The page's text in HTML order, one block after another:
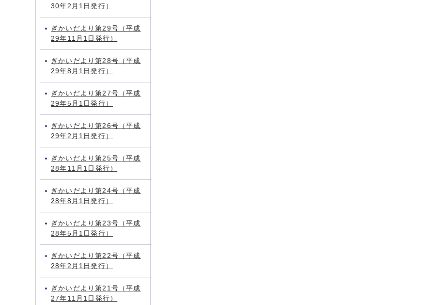
30年2月1日発行）
ぎかいだより第29号（平成
29年11月1日発行）
ぎかいだより第28号（平成
29年8月1日発行）
ぎかいだより第27号（平成
29年5月1日発行）
ぎかいだより第26号（平成
29年2月1日発行）
ぎかいだより第25号（平成
28年11月1日発行）
ぎかいだより第24号（平成
28年8月1日発行）
ぎかいだより第23号（平成
28年5月1日発行）
ぎかいだより第22号（平成
28年2月1日発行）
ぎかいだより第21号（平成
27年11月1日発行）